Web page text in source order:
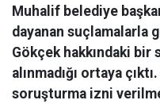
Muhalif belediye
dayanan suçlamalarla
Gökçek hakkındaki bir
alınmadığı ortaya
soruşturma izni